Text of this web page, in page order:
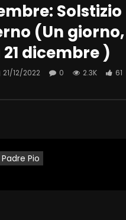
Solstizio
(Un
dicembre )
21/12/2022 0 2.3K 61
Padre Pio